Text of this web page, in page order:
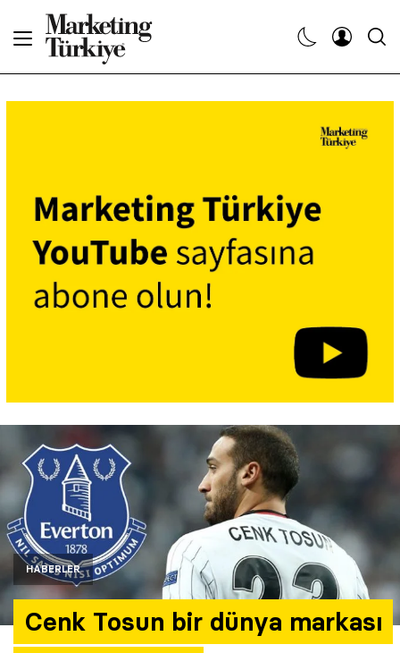
HABERLER
Cenk Tosun bir dünya markası
Dergiler
Etkinlikler
Araştırma